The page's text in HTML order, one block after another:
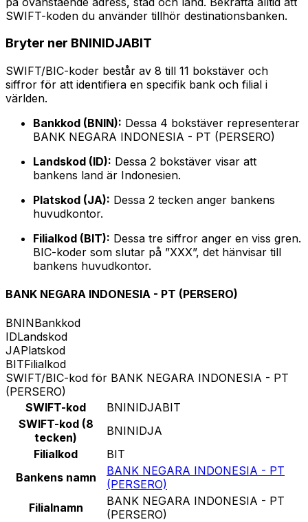
SWIFT-koden du använder tillhör destinationsbanken.
Bryter ner BNINIDJABIT
SWIFT/BIC-koder består av 8 till 11 bokstäver och
siffror för att identifiera en specifik bank och filial i
världen.
Bankkod (BNIN): Dessa 4 bokstäver representerar
BANK NEGARA INDONESIA - PT (PERSERO)
Landskod (ID): Dessa 2 bokstäver visar att
bankens land är Indonesien.
Platskod (JA): Dessa 2 tecken anger bankens
huvudkontor.
Filialkod (BIT): Dessa tre siffror anger en viss gren.
BIC-koder som slutar på ”XXX”, det hänvisar till
bankens huvudkontor.
BANK NEGARA INDONESIA - PT (PERSERO)
BNINBankkod
IDLandskod
JAPlatskod
BITFilialkod
SWIFT/BIC-kod för BANK NEGARA INDONESIA - PT
(PERSERO)
SWIFT-kod
BNINIDJABIT
SWIFT-kod (8
tecken)
BNINIDJA
Filialkod
BIT
Bankens namn
BANK NEGARA INDONESIA - PT
(PERSERO)
Filialnamn
BANK NEGARA INDONESIA - PT
(PERSERO)